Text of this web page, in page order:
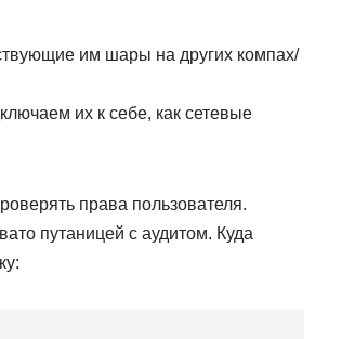
им шары на других компах/
их к себе, как сетевые
права пользователя.
путаницей с аудитом. Куда